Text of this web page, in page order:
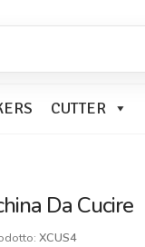
CUTTER
Da Cucire
XCUS4